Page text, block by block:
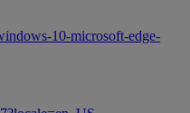
10-microsoft-edge-